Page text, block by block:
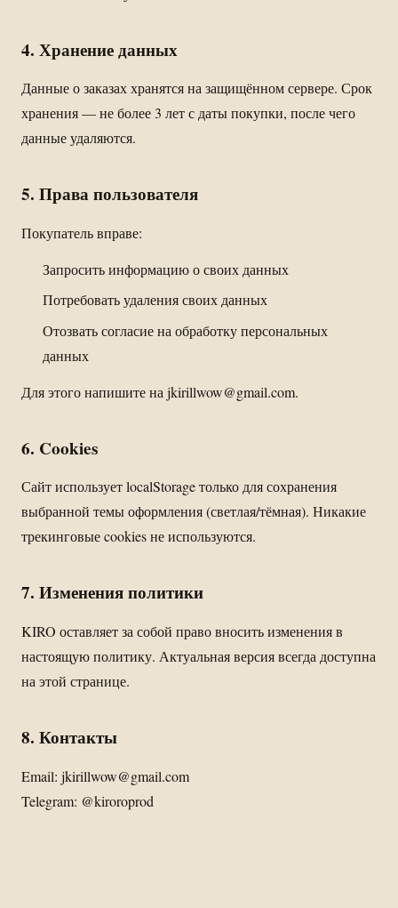
4. Хранение данных
Данные о заказах хранятся на защищённом сервере. Срок
хранения — не более 3 лет с даты покупки, после чего
данные удаляются.
5. Права пользователя
Покупатель вправе:
Запросить информацию о своих данных
Потребовать удаления своих данных
Отозвать согласие на обработку персональных
данных
Для этого напишите на jkirillwow@gmail.com.
6. Cookies
Сайт использует localStorage только для сохранения
выбранной темы оформления (светлая/тёмная). Никакие
трекинговые cookies не используются.
7. Изменения политики
KIRO оставляет за собой право вносить изменения в
настоящую политику. Актуальная версия всегда доступна
на этой странице.
8. Контакты
Email: jkirillwow@gmail.com
Telegram: @kiroroprod